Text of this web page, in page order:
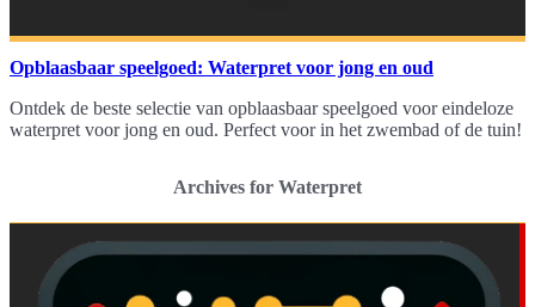
Opblaasbaar speelgoed: Waterpret voor jong en oud
Ontdek de beste selectie van opblaasbaar speelgoed voor eindeloze
waterpret voor jong en oud. Perfect voor in het zwembad of de tuin!
Archives for Waterpret